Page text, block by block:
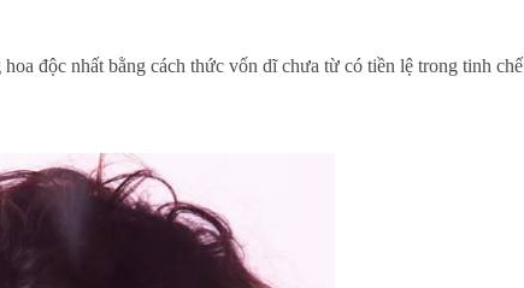
độc nhất bằng cách thức vốn dĩ chưa từ có tiền lệ trong tinh chế